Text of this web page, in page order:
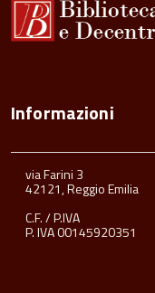
Informazioni
via Farini 3
42121, Reggio Emilia
C.F. / P.IVA
P. IVA 00145920351